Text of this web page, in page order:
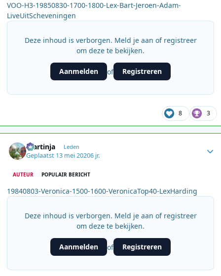
VOO-H3-19850830-1700-1800-Lex-Bart-Jeroen-Adam-
LiveUitScheveningen
Deze inhoud is verborgen. Meld je aan of registreer
om deze te bekijken.
Aanmelden of Registreren
8 3
martinja Leden
Geplaatst 13 mei 20206 jr.
AUTEUR POPULAIR BERICHT
19840803-Veronica-1500-1600-VeronicaTop40-LexHarding
Deze inhoud is verborgen. Meld je aan of registreer
om deze te bekijken.
Aanmelden of Registreren